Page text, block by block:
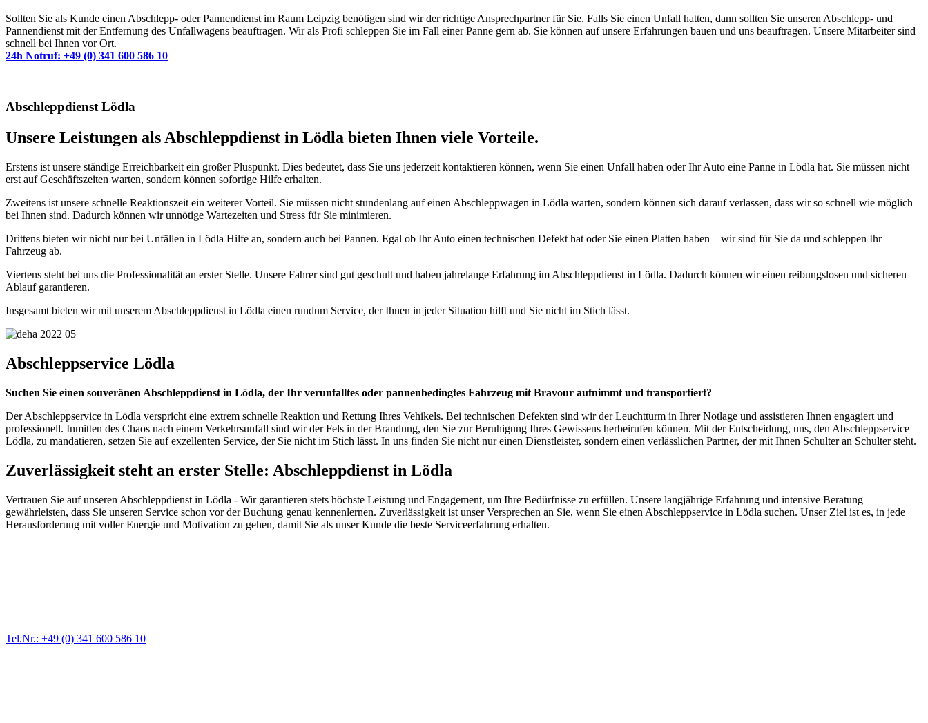
Sollten Sie als Kunde einen Abschlepp- oder Pannendienst im Raum Leipzig benötigen sind wir der richtige Ansprechpartner für Sie. Falls Sie einen Unfall hatten, dann sollten Sie unseren Abschlepp- und
Pannendienst mit der Entfernung des Unfallwagens beauftragen. Wir als Profi schleppen Sie im Fall einer Panne gern ab. Sie können auf unsere Erfahrungen bauen und uns beauftragen. Unsere Mitarbeiter sind
schnell bei Ihnen vor Ort.
24h Notruf: +49 (0) 341 600 586 10
Abschleppdienst Lödla
Unsere Leistungen als Abschleppdienst in Lödla bieten Ihnen viele Vorteile.
Erstens ist unsere ständige Erreichbarkeit ein großer Pluspunkt. Dies bedeutet, dass Sie uns jederzeit kontaktieren können, wenn Sie einen Unfall haben oder Ihr Auto eine Panne in Lödla hat. Sie müssen nicht
erst auf Geschäftszeiten warten, sondern können sofortige Hilfe erhalten.
Zweitens ist unsere schnelle Reaktionszeit ein weiterer Vorteil. Sie müssen nicht stundenlang auf einen Abschleppwagen in Lödla warten, sondern können sich darauf verlassen, dass wir so schnell wie möglich
bei Ihnen sind. Dadurch können wir unnötige Wartezeiten und Stress für Sie minimieren.
Drittens bieten wir nicht nur bei Unfällen in Lödla Hilfe an, sondern auch bei Pannen. Egal ob Ihr Auto einen technischen Defekt hat oder Sie einen Platten haben – wir sind für Sie da und schleppen Ihr
Fahrzeug ab.
Viertens steht bei uns die Professionalität an erster Stelle. Unsere Fahrer sind gut geschult und haben jahrelange Erfahrung im Abschleppdienst in Lödla. Dadurch können wir einen reibungslosen und sicheren
Ablauf garantieren.
Insgesamt bieten wir mit unserem Abschleppdienst in Lödla einen rundum Service, der Ihnen in jeder Situation hilft und Sie nicht im Stich lässt.
Abschleppservice Lödla
Suchen Sie einen souveränen Abschleppdienst in Lödla, der Ihr verunfalltes oder pannenbedingtes Fahrzeug mit Bravour aufnimmt und transportiert?
Der Abschleppservice in Lödla verspricht eine extrem schnelle Reaktion und Rettung Ihres Vehikels. Bei technischen Defekten sind wir der Leuchtturm in Ihrer Notlage und assistieren Ihnen engagiert und
professionell. Inmitten des Chaos nach einem Verkehrsunfall sind wir der Fels in der Brandung, den Sie zur Beruhigung Ihres Gewissens herbeirufen können. Mit der Entscheidung, uns, den Abschleppservice
Lödla, zu mandatieren, setzen Sie auf exzellenten Service, der Sie nicht im Stich lässt. In uns finden Sie nicht nur einen Dienstleister, sondern einen verlässlichen Partner, der mit Ihnen Schulter an Schulter steht.
Zuverlässigkeit steht an erster Stelle: Abschleppdienst in Lödla
Vertrauen Sie auf unseren Abschleppdienst in Lödla - Wir garantieren stets höchste Leistung und Engagement, um Ihre Bedürfnisse zu erfüllen. Unsere langjährige Erfahrung und intensive Beratung
gewährleisten, dass Sie unseren Service schon vor der Buchung genau kennenlernen. Zuverlässigkeit ist unser Versprechen an Sie, wenn Sie einen Abschleppservice in Lödla suchen. Unser Ziel ist es, in jede
Herausforderung mit voller Energie und Motivation zu gehen, damit Sie als unser Kunde die beste Serviceerfahrung erhalten.
Tel.Nr.: +49 (0) 341 600 586 10